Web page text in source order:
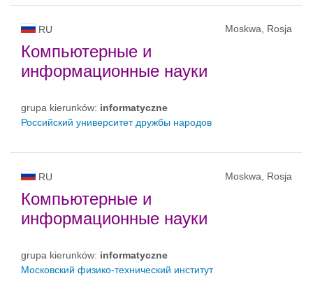
RU Moskwa, Rosja
Компьютерные и
информационные науки
grupa kierunków: informatyczne
Российский университет дружбы народов
RU Moskwa, Rosja
Компьютерные и
информационные науки
grupa kierunków: informatyczne
Московский физико-технический институт